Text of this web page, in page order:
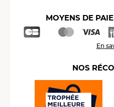
MOYENS DE
En
NOS